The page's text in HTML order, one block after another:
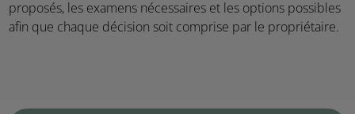
proposés, les examens nécessaires et les options possibles
afin que chaque décision soit comprise par le propriétaire.